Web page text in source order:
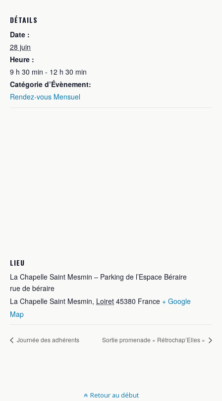
DÉTAILS
Date :
28 juin
Heure :
9 h 30 min - 12 h 30 min
Catégorie d’Évènement:
Rendez-vous Mensuel
LIEU
La Chapelle Saint Mesmin – Parking de l’Espace Béraire
rue de béraire
La Chapelle Saint Mesmin, Loiret 45380 France + Google
Map
Journée des adhérents Sortie promenade « Rétrochap’Elles »
Retour au début